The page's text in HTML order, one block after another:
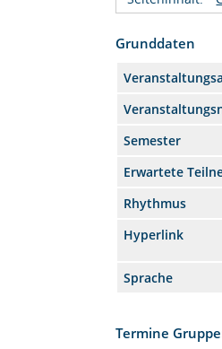
Grunddaten
Semester
Erwartete
Rhythmus
Hyperlink
Sprache
Termine